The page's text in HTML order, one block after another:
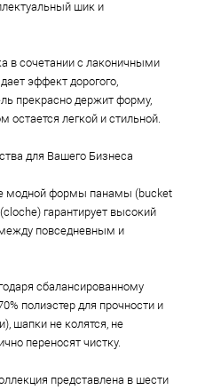
шик и
в сочетании с лаконичными
эффект дорогого,
прекрасно держит форму,
остается легкой и стильной.
для Вашего Бизнеса
модной формы панамы (bucket
гарантирует высокий
повседневным и
сбалансированному
полиэстер для прочности и
шапки не колятся, не
переносят чистку.
представлена в шести